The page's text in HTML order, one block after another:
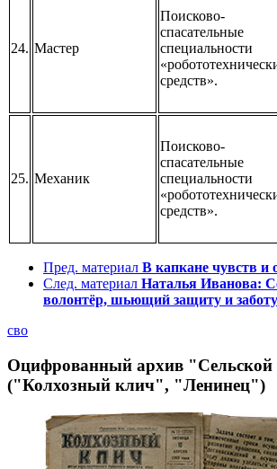
24. Мастер
Поисково-
спасательные
специальности
средств».
25. Механик
Поисково-
спасательные
специальности
средств».
Пред. материал В капкане чувств и
След. материал Наталья Иванова:
волонтёр, шьющий защиту и заботу
сво
Оцифрованный архив "Сельской
("Колхозный клич", "Ленинец")